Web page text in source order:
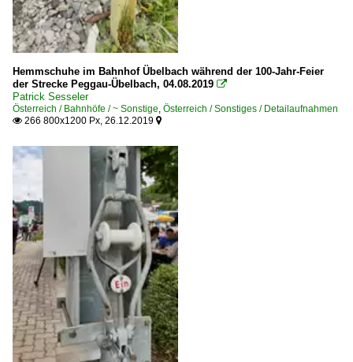
Hemmschuhe im Bahnhof Übelbach während der 100-Jahr-Feier
der Strecke Peggau-Übelbach, 04.08.2019 
Patrick Sesseler
Österreich / Bahnhöfe / ~ Sonstige, Österreich / Sonstiges / Detailaufnahmen
 266 800x1200 Px, 26.12.2019 